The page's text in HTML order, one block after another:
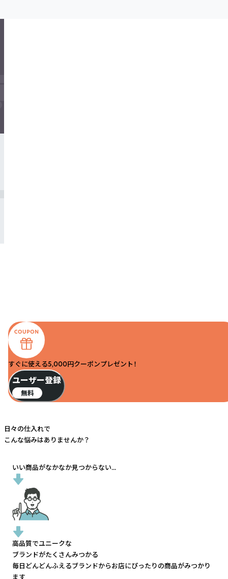
すぐに使える5,000円クーポンプレゼント！
ユーザー登録
無料
日々の仕入れで
こんな悩みはありませんか？
いい商品がなかなか見つからない...
高品質でユニークな
ブランドがたくさんみつかる
毎日どんどんふえるブランドからお店にぴったりの商品がみつかり
ます